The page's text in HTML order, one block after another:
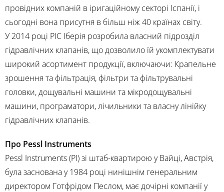
провідних компаній в іригаційному секторі Іспанії, і
сьогодні вона присутня в більш ніж 40 країнах світу.
У 2014 році РІС Іберія розробила власний підрозділ
гідравлічних клапанів, що дозволило їй укомплектувати
широкий асортимент продукції, включаючи: Крапельне
зрошення та фільтрація, фільтри та фільтрувальні
головки, дощувальні машини та мікродощувальні
машини, програматори, лічильники та власну лінійку
гідравлічних клапанів.
Про Pessl Instruments
Pessl Instruments (PI) зі штаб-квартирою у Вайці, Австрія,
була заснована у 1984 році нинішнім генеральним
директором Готфрідом Песлом, має дочірні компанії у